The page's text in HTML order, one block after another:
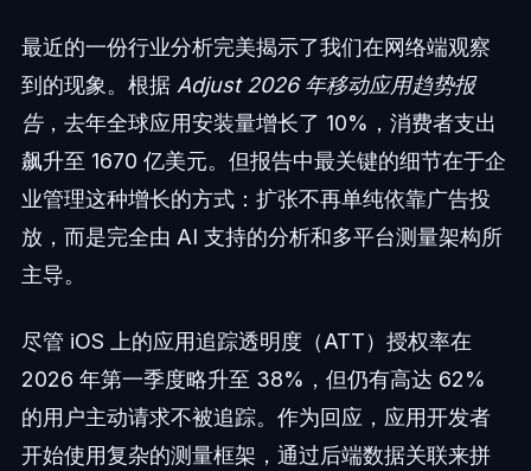
最近的一份行业分析完美揭示了我们在网络端观察
到的现象。根据 Adjust 2026 年移动应用趋势报
告，去年全球应用安装量增长了 10%，消费者支出
飙升至 1670 亿美元。但报告中最关键的细节在于企
业管理这种增长的方式：扩张不再单纯依靠广告投
放，而是完全由 AI 支持的分析和多平台测量架构所
主导。
尽管 iOS 上的应用追踪透明度（ATT）授权率在
2026 年第一季度略升至 38%，但仍有高达 62%
的用户主动请求不被追踪。作为回应，应用开发者
开始使用复杂的测量框架，通过后端数据关联来拼